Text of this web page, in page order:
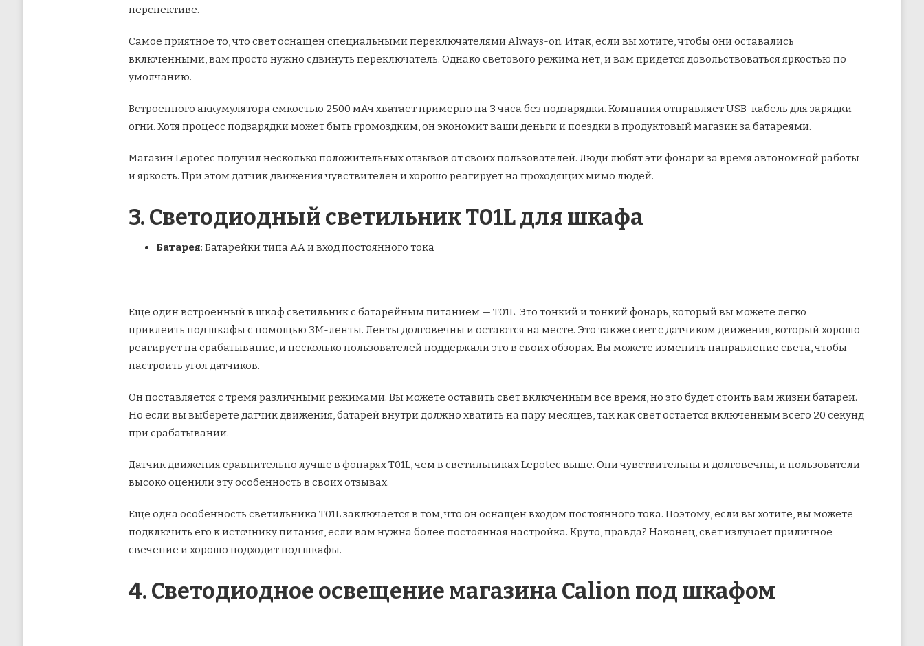
перспективе.
Самое приятное то, что свет оснащен специальными переключателями Always-on. Итак, если вы хотите, чтобы они оставались
включенными, вам просто нужно сдвинуть переключатель. Однако светового режима нет, и вам придется довольствоваться яркостью по
умолчанию.
Встроенного аккумулятора емкостью 2500 мАч хватает примерно на 3 часа без подзарядки. Компания отправляет USB-кабель для зарядки
огни. Хотя процесс подзарядки может быть громоздким, он экономит ваши деньги и поездки в продуктовый магазин за батареями.
Магазин Lepotec получил несколько положительных отзывов от своих пользователей. Люди любят эти фонари за время автономной работы
и яркость. При этом датчик движения чувствителен и хорошо реагирует на проходящих мимо людей.
3. Светодиодный светильник T01L для шкафа
Батарея: Батарейки типа АА и вход постоянного тока
Еще один встроенный в шкаф светильник с батарейным питанием — T01L. Это тонкий и тонкий фонарь, который вы можете легко
приклеить под шкафы с помощью 3M-ленты. Ленты долговечны и остаются на месте. Это также свет с датчиком движения, который хорошо
реагирует на срабатывание, и несколько пользователей поддержали это в своих обзорах. Вы можете изменить направление света, чтобы
настроить угол датчиков.
Он поставляется с тремя различными режимами. Вы можете оставить свет включенным все время, но это будет стоить вам жизни батареи.
Но если вы выберете датчик движения, батарей внутри должно хватить на пару месяцев, так как свет остается включенным всего 20 секунд
при срабатывании.
Датчик движения сравнительно лучше в фонарях T01L, чем в светильниках Lepotec выше. Они чувствительны и долговечны, и пользователи
высоко оценили эту особенность в своих отзывах.
Еще одна особенность светильника T01L заключается в том, что он оснащен входом постоянного тока. Поэтому, если вы хотите, вы можете
подключить его к источнику питания, если вам нужна более постоянная настройка. Круто, правда? Наконец, свет излучает приличное
свечение и хорошо подходит под шкафы.
4. Светодиодное освещение магазина Calion под шкафом